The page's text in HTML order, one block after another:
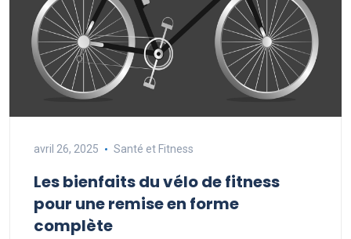
avril 26, 2025 Santé et Fitness
Les bienfaits du vélo de fitness
pour une remise en forme
complète